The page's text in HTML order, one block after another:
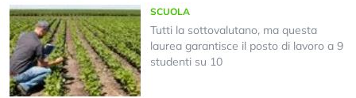
SCUOLA
Tutti la sottovalutano, ma questa
laurea garantisce il posto di lavoro a 9
studenti su 10